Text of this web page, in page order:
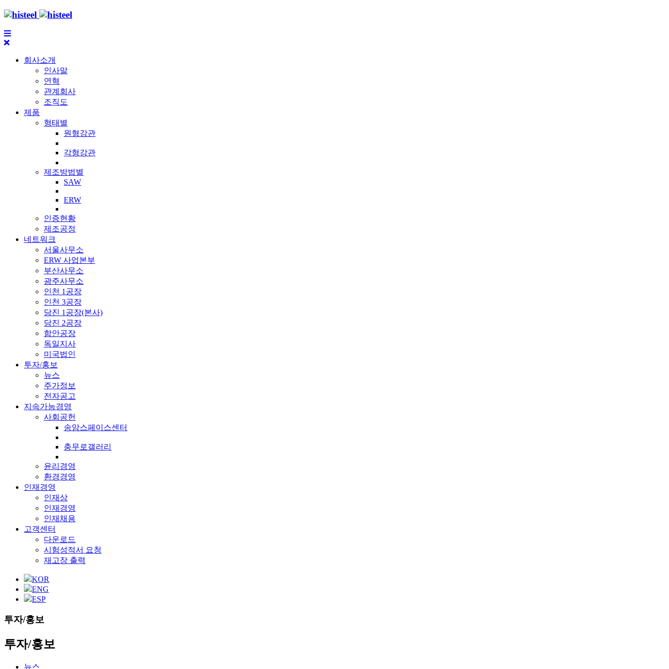
회사소개
인사말
연혁
관계회사
조직도
제품
형태별
원형강관
각형강관
제조방법별
SAW
ERW
인증현황
제조공정
네트워크
서울사무소
ERW 사업본부
부산사무소
광주사무소
인천 1공장
인천 3공장
당진 1공장(본사)
당진 2공장
함안공장
독일지사
미국법인
투자/홍보
뉴스
주가정보
전자공고
지속가능경영
사회공헌
송암스페이스센터
충무로갤러리
윤리경영
환경경영
인재경영
인재상
인재경영
인재채용
고객센터
다운로드
시험성적서 요청
재고장 출력
KOR
ENG
ESP
투자/홍보
투자/홍보
뉴스